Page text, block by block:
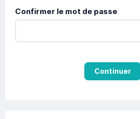
Confirmer le mot de passe
Continuer